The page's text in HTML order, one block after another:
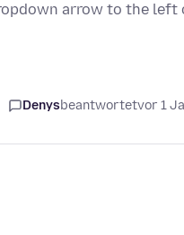
arrow to the left
Denysbeantwortetvor 1